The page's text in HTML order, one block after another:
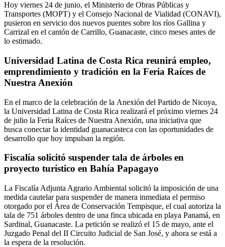
Hoy viernes 24 de junio, el Ministerio de Obras Públicas y
Transportes (MOPT) y el Consejo Nacional de Vialidad (CONAVI),
pusieron en servicio dos nuevos puentes sobre los ríos Gallina y
Carrizal en el cantón de Carrillo, Guanacaste, cinco meses antes de
lo estimado.
Universidad Latina de Costa Rica reunirá empleo,
emprendimiento y tradición en la Feria Raíces de
Nuestra Anexión
En el marco de la celebración de la Anexión del Partido de Nicoya,
la Universidad Latina de Costa Rica realizará el próximo viernes 24
de julio la Feria Raíces de Nuestra Anexión, una iniciativa que
busca conectar la identidad guanacasteca con las oportunidades de
desarrollo que hoy impulsan la región.
Fiscalía solicitó suspender tala de árboles en
proyecto turístico en Bahía Papagayo
La Fiscalía Adjunta Agrario Ambiental solicitó la imposición de una
medida cautelar para suspender de manera inmediata el permiso
otorgado por el Área de Conservación Tempisque, el cual autoriza la
tala de 751 árboles dentro de una finca ubicada en playa Panamá, en
Sardinal, Guanacaste. La petición se realizó el 15 de mayo, ante el
Juzgado Penal del II Circuito Judicial de San José, y ahora se está a
la espera de la resolución.